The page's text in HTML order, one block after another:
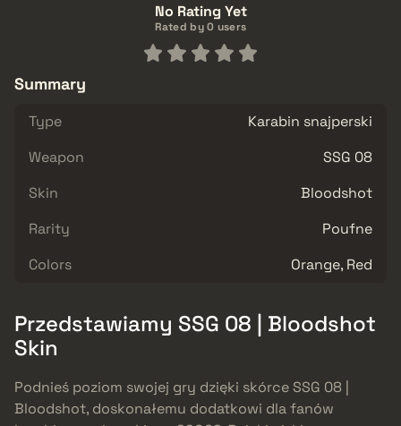
No Rating Yet
Rated by 0 users
Summary
Type
Karabin snajperski
Weapon
SSG 08
Skin
Bloodshot
Rarity
Poufne
Colors
Orange, Red
Przedstawiamy SSG 08 | Bloodshot
Skin
Podnieś poziom swojej gry dzięki skórce SSG 08 |
Bloodshot, doskonałemu dodatkowi dla fanów